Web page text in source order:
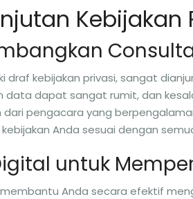
Kebijakan
draf kebijakan privasi, sangat
data dapat sangat rumit, dan
dari pengacara yang
Anda sesuai dengan
untuk
Anda secara efektif